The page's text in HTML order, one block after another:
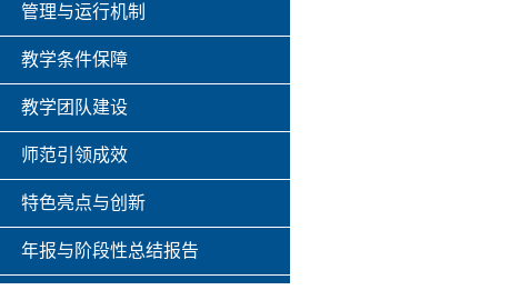
管理与运行机制
教学条件保障
教学团队建设
师范引领成效
特色亮点与创新
年报与阶段性总结报告